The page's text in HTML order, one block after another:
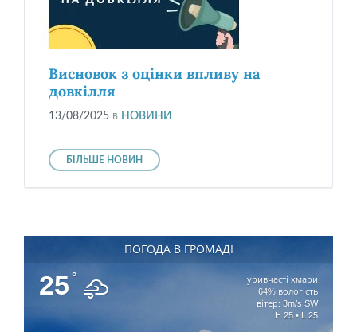
Висновок з оцінки впливу на
довкілля
13/08/2025 в НОВИНИ
БІЛЬШЕ НОВИН
ПОГОДА В ГРОМАДІ
25 °
уривчасті хмари
64% вологість
вітер: 3m/s SW
H 25 • L 25